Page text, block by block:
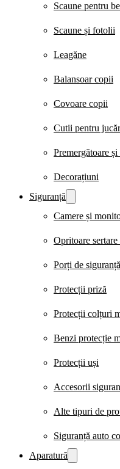
Scaune pentru
Scaune și fotolii
Leagăne
Balansoar copii
Covoare copii
Cutii pentru
Premergătoare
Decorațiuni
Siguranță
Camere și
Opritoare
Porți de
Protecții priză
Protecții colțuri
Benzi protecție
Protecții uși
Accesorii
Alte tipuri de
Siguranță auto
Aparatură